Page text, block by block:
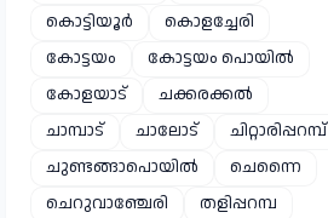
കൊട്ടിയൂർ
കൊളച്ചേരി
കോട്ടയം
കോട്ടയം പൊയിൽ
കോളയാട്
ചക്കരക്കൽ
ചാമ്പാട്
ചാലോട്
ചിറ്റാരിപ്പറമ്പ്
ചുണ്ടങ്ങാപൊയിൽ
ചെന്നൈ
ചെറുവാഞ്ചേരി
തളിപ്പറമ്പ